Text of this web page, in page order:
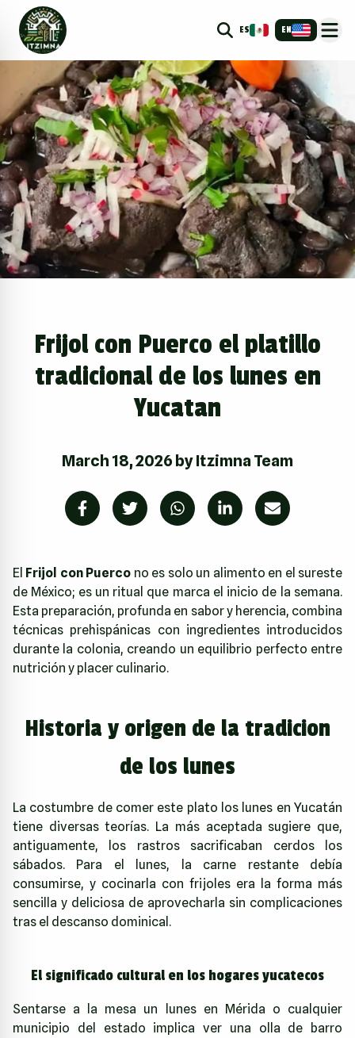
ES EN
Frijol con Puerco el platillo
tradicional de los lunes en
Yucatan
March 18, 2026 byItzimna Team
El Frijol con Puerco no es solo un alimento en el sureste
de México; es un ritual que marca el inicio de la semana.
Esta preparación, profunda en sabor y herencia, combina
técnicas prehispánicas con ingredientes introducidos
durante la colonia, creando un equilibrio perfecto entre
nutrición y placer culinario.
Historia y origen de la tradicion
de los lunes
La costumbre de comer este plato los lunes en Yucatán
tiene diversas teorías. La más aceptada sugiere que,
antiguamente, los rastros sacrificaban cerdos los
sábados. Para el lunes, la carne restante debía
consumirse, y cocinarla con frijoles era la forma más
sencilla y deliciosa de aprovecharla sin complicaciones
tras el descanso dominical.
El significado cultural en los hogares yucatecos
Sentarse a la mesa un lunes en Mérida o cualquier
municipio del estado implica ver una olla de barro